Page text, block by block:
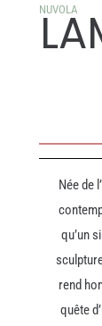
NUVOLA
Née de
qu’un
rend
quête